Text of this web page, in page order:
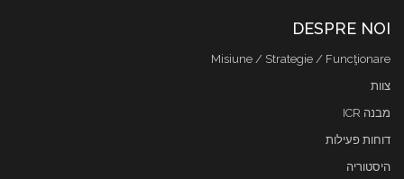
DESPRE NOI
Misiune / Strategie / Funcţionare
צוות
מבנה ICR
דוחות פעילות
היסטוריה